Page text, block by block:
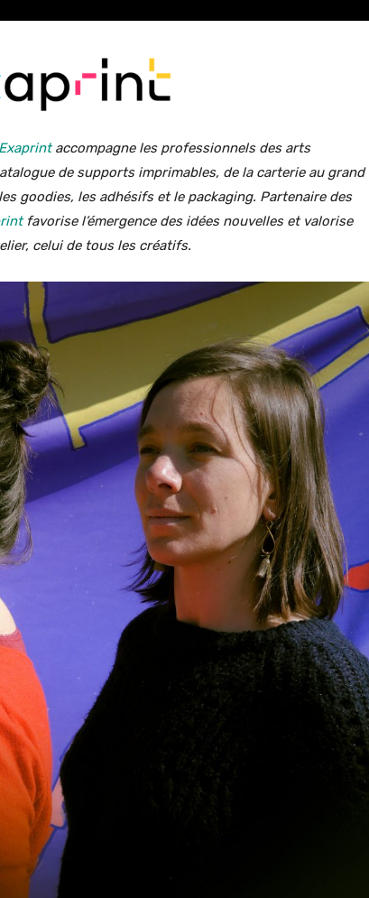
Exaprintaccompagne les professionnels des arts
de supports imprimables, de la carterie au grand
goodies, les adhésifs et le packaging. Partenaire des
favorise l’émergence des idées nouvelles et valorise
celui de tous les créatifs.